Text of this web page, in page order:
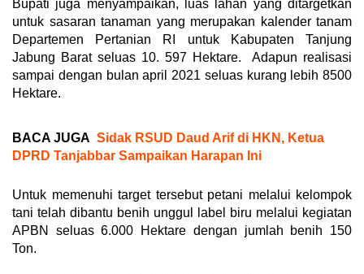
Bupati juga menyampaikan, luas lahan yang ditargetkan
untuk sasaran tanaman yang merupakan kalender tanam
Departemen Pertanian RI untuk Kabupaten Tanjung
Jabung Barat seluas 10. 597 Hektare. Adapun realisasi
sampai dengan bulan april 2021 seluas kurang lebih 8500
Hektare.
BACA JUGA Sidak RSUD Daud Arif di HKN, Ketua
DPRD Tanjabbar Sampaikan Harapan Ini
Untuk memenuhi target tersebut petani melalui kelompok
tani telah dibantu benih unggul label biru melalui kegiatan
APBN seluas 6.000 Hektare dengan jumlah benih 150
Ton.